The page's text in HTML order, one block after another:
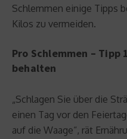
Schlemmen einige Tipps
Kilos zu vermeiden.
Pro Schlemmen – Tipp
behalten
„Schlagen Sie über die
einen Tag vor den
auf die Waage“, rät